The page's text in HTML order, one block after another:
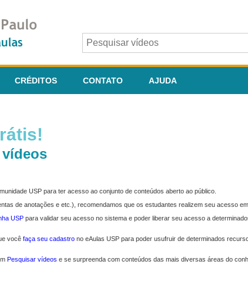
CRÉDITOS CONTATO AJUDA
vídeos
USP para ter acesso ao conjunto de conteúdos aberto ao público.
de anotações e etc.), recomendamos que os estudantes realizem seu acesso
USP para validar seu acesso no sistema e poder liberar seu acesso a
você faça seu cadastro no eAulas USP para poder usufruir de determinados
Pesquisar vídeos e se surpreenda com conteúdos das mais diversas áreas do